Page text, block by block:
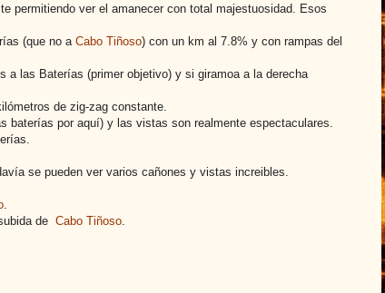
permitiendo ver el amanecer con total majestuosidad. Esos
(que no a Cabo Tiñoso) con un km al 7.8% y con rampas del
a las Baterías (primer objetivo) y si giramoa a la derecha
de zig-zag constante.
baterías por aquí) y las vistas son realmente espectaculares.
se pueden ver varios cañones y vistas increibles.
de Cabo Tiñoso